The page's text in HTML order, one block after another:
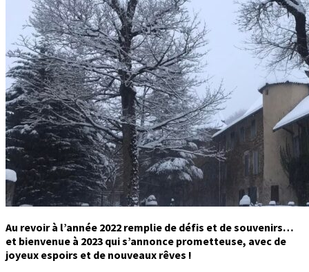
Au revoir à l’année 2022 remplie de défis et de souvenirs…
et bienvenue à 2023 qui s’annonce prometteuse, avec de
joyeux espoirs et de nouveaux rêves !